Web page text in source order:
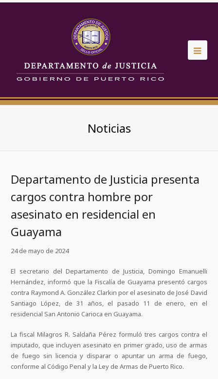
Noticias
Departamento de Justicia presenta
cargos contra hombre por
asesinato en residencial en
Guayama
24 de mayo de 2024
El secretario del Departamento de Justicia, Domingo Emanuelli
Hernández, informó que la Fiscalía de Guayama presentó cargos
contra Raymond A. González Clarkin por el asesinato de José David
Santiago López, de 31 años, el pasado 11 de enero, en el
residencial San Antonio Carioca en Guayama.
La fiscal Milagros R. Saldaña Pérez formuló tres cargos contra el
imputado, que incluyen asesinato en primer grado, uso de armas
de fuego sin licencia y disparar o apuntar un arma de fuego,
conforme al Código Penal y la Ley de Armas de Puerto Rico.